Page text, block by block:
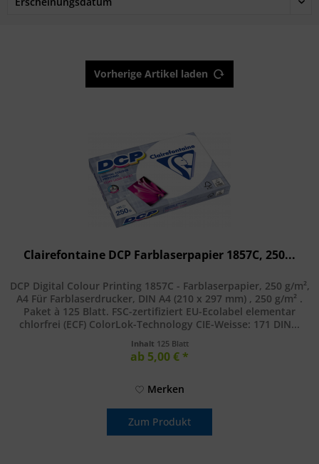
Vorherige Artikel laden
Clairefontaine DCP Farblaserpapier 1857C, 250...
DCP Digital Colour Printing 1857C - Farblaserpapier, 250 g/m²,
A4 Für Farblaserdrucker, DIN A4 (210 x 297 mm) , 250 g/m² .
Paket à 125 Blatt. FSC-zertifiziert EU-Ecolabel elementar
chlorfrei (ECF) ColorLok-Technology CIE-Weisse: 171 DIN...
Inhalt 125 Blatt
ab 5,00 € *
Merken
Zum Produkt